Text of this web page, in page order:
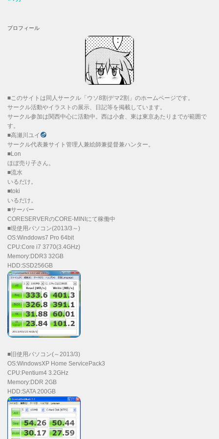
プロフィール
■このサイトは同人サークル「ウソ8割デマ2割」のホームページです。
サークル活動やイラストの展示、日記等を掲載しています。
サークル参加は関西中心に活動中。西は小倉、東は東京あたりまでが範囲で
す。
■高瀬川ユイ
サークル代表兼サイト管理人兼絵師兼提督兼ハンター。
■Lon
ほぼ売り子さん。
■流水
いるだけ。
■toki
いるだけ。
■サーバー
CORESERVERのCORE-MINIにて稼働中
■現使用パソコン(2013/3～)
OS:Winddows7 Pro 64bit
CPU:Core i7 3770(3.4GHz)
Memory:DDR3 32GB
HDD:SSD256GB
■旧使用パソコン(～2013/3)
OS:WindowsXP Home ServicePack3
CPU:Pentium4 3.2GHz
Memory:DDR 2GB
HDD:SATA 200GB